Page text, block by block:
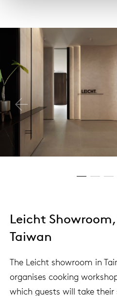
Leicht
Taiwan
The Leicht showroom in
organises cooking
which guests will take